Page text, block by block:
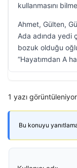
kullanmasını
Ahmet, Gülten,
Ada adında yedi
bozuk olduğu
“Hayatımdan A
1 yazı
Bu konuyu